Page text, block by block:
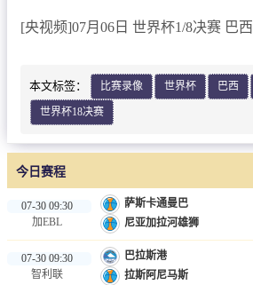
中超
NBA
足球录像
足球新闻
[央视频]07月06日 世界杯1/8决赛 巴
本文标签： 比赛录像 世界杯 巴西
世界杯18决赛
今日赛程
07-30 09:30
加EBL
萨斯卡通曼巴
尼亚加拉河雄狮
07-30 09:30
智利联
巴拉斯港
拉斯阿尼马斯